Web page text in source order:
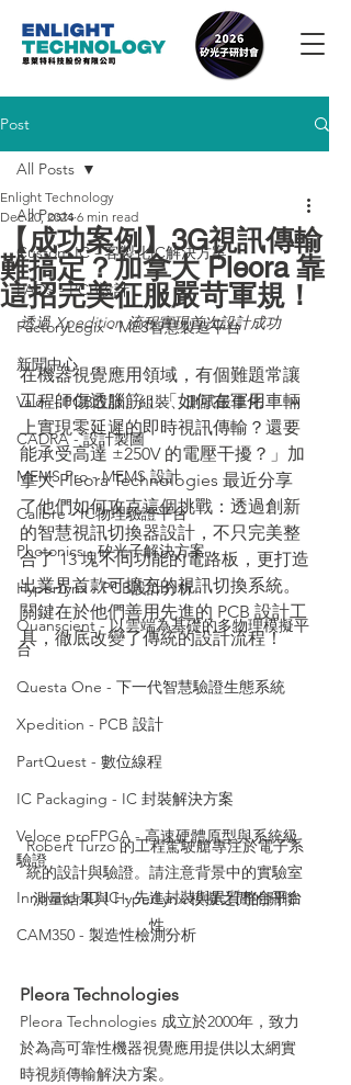
Post
All Posts
Custom IC - 客製化IC解決方案
PADS - PCB設計
FactoryLogix - MES智慧製造平台
新聞中心
Valor - PCB設計、組裝、測試最佳化
CADRA - 設計製圖
MEMS Pro - MEMS 設計
Calibre - IC物理驗證平台
Photonics - 矽光子解決方案
HyperLynx - PCB設計分析
Quanscient - 以雲端為基礎的多物理模擬平
台
Questa One - 下一代智慧驗證生態系統
Xpedition - PCB 設計
PartQuest - 數位線程
IC Packaging - IC 封裝解決方案
Veloce proFPGA - 高速硬體原型與系統級
驗證
Innovator3D IC - 先進封裝與異質整合平台
CAM350 - 製造性檢測分析
All Posts
【成功案例】3G視訊傳輸
難搞定？加拿大 Pleora 靠
這招完美征服嚴苛軍規！
Enlight Technology
Dec 20, 2024 6 min read
透過 Xpedition 流程實現首次設計成功
在機器視覺應用領域，有個難題常讓
工程師傷透腦筋：「如何在軍用車輛
上實現零延遲的即時視訊傳輸？還要
能承受高達 ±250V 的電壓干擾？」加
拿大 Pleora Technologies 最近分享
了他們如何攻克這個挑戰：透過創新
的智慧視訊切換器設計，不只完美整
合了 13 塊不同功能的電路板，更打造
出業界首款可擴充的視訊切換系統。
關鍵在於他們善用先進的 PCB 設計工
具，徹底改變了傳統的設計流程！
Robert Turzo 的工程駕駛艙專注於電子系
統的設計與驗證。請注意背景中的實驗室
測量結果與 HyperLynx 模擬之間的關聯
性。
Pleora Technologies
Pleora Technologies 成立於2000年，致力
於為高可靠性機器視覺應用提供以太網實
時視頻傳輸解決方案。